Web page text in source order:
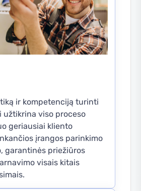
ir kompetenciją turinti
užtikrina viso proceso
geriausiai kliento
įrangos parinkimo
garantinės priežiūros
visais kitais